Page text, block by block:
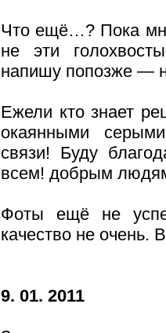
Что ещё…? Пока
не эти
напишу попозже —
Ежели кто знает
окаянными
связи! Буду
всем! добрым
Фоты ещё не
качество не
9. 01. 2011